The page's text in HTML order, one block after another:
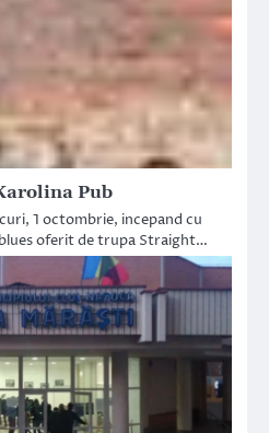
Pub
1 octombrie, incepand cu
oferit de trupa Straight…